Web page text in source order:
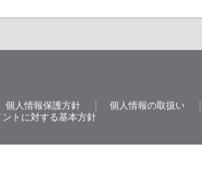
個人情報保護方針 個人情報の取扱い
トに対する基本方針